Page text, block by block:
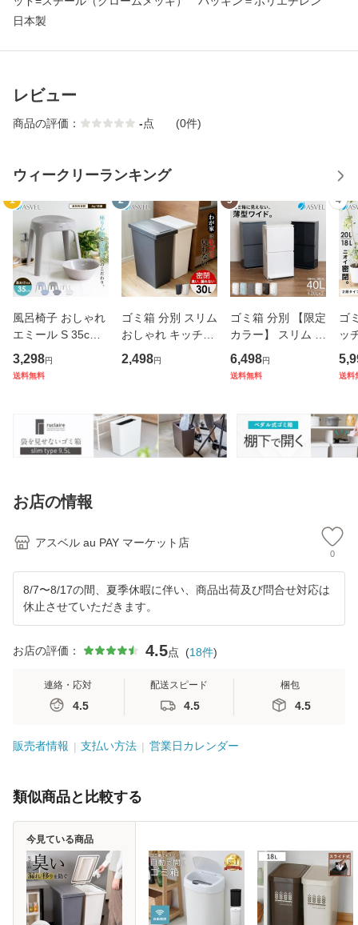
日本製
レビュー
商品の評価： -点 (0件)
ウィークリーランキング
1
風呂椅子 おしゃれ
エミール S 35cm
湯桶 セット アスベ
ル ASVEL EMEAL
子 抗菌 高め 洗い
やすい S35
3,298円
送料無料
2
ゴミ箱 分別 スリム
おしゃれ キッチン
ふた付き 縦型 大容
量 密閉 ワゴン 30
グ プッシュ ごみ箱
2,498円
3
ゴミ箱 分別 【限定
カラー】 スリム 縦
型 2段 おしゃれ キ
ッチン ふた付き 2
ス リビング ペダル
6,498円
送料無料
4
ゴ
ッ
カ
ム
大
ゴ
送料
お店の情報
アスベル au PAY マーケット店
0
8/7〜8/17の間、夏季休暇に伴い、商品出荷及び問合せ対応は
休止させていただきます。
お店の評価： 4.5点 (18件)
連絡・応対
4.5
配送スピード
4.5
梱包
4.5
販売者情報 支払い方法 営業日カレンダー
類似商品と比較する
今見ている商品